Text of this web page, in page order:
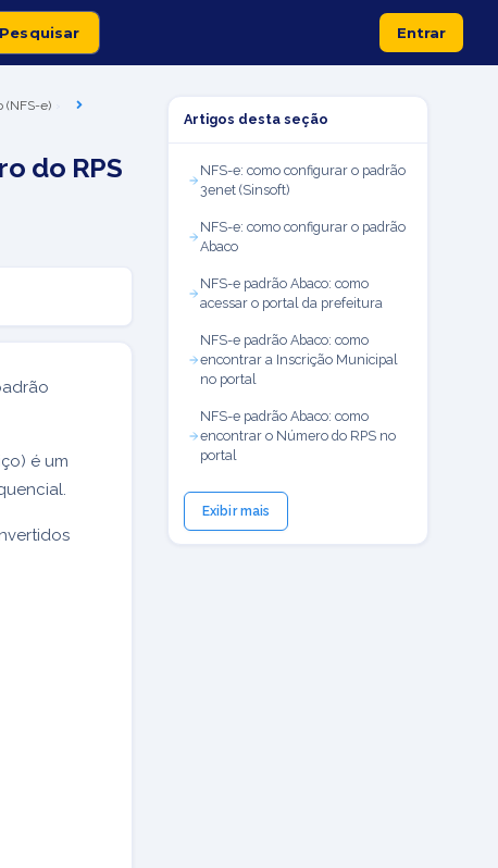
Entrar
(NFS-e)
do RPS
é um
Artigos desta seção
NFS-e: como configurar o padrão
3enet (Sinsoft)
NFS-e: como configurar o padrão
Abaco
NFS-e padrão Abaco: como
acessar o portal da prefeitura
NFS-e padrão Abaco: como
encontrar a Inscrição Municipal
no portal
NFS-e padrão Abaco: como
encontrar o Número do RPS no
portal
Exibir mais